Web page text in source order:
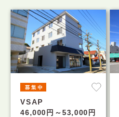
VSAP
46,000円～53,000円